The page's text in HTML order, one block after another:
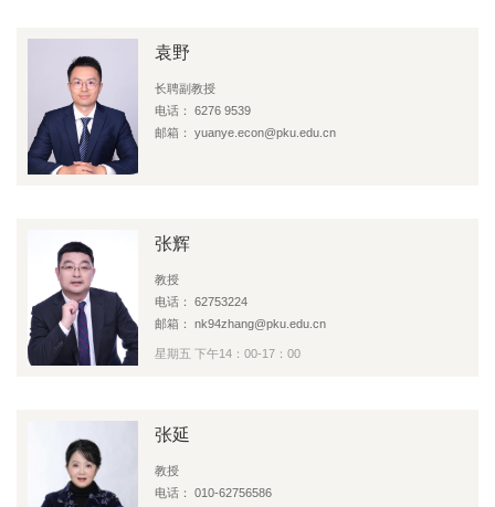
袁野
长聘副教授
电话： 6276 9539
邮箱： yuanye.econ@pku.edu.cn
张辉
教授
电话： 62753224
邮箱： nk94zhang@pku.edu.cn
星期五 下午14：00-17：00
张延
教授
电话： 010-62756586